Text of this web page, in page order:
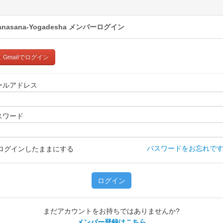
Yogadesha メンバーログイン
Gmailでログイン
ルアドレス
ワード
グインしたままにする パスワードをお忘れで
ログイン
まだアカウントをお持ちではありませんか?